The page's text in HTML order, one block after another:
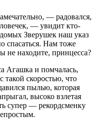
— радовался,
— увидит кто-
Зверушек наш указ
спасаться. Нам тоже
не находите, принцесса?
Агашка и помчалась,
такой скоростью, что
пылью, которая
высоко взлетая
супер — рекордсменку